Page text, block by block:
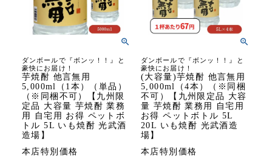
ダンボールで『ボンッ！！』と
豪快にお届け！
芋焼酎 他言無用
5,000ml（1本）（単品）
（※同梱不可）【九州限
定品 大容量 芋焼酎 業務
用 自宅用 お得 ペットボ
トル 5L いも焼酎 光武酒
造場】
本店特別価格
ダンボールで『ボンッ！！』と
豪快にお届け！
(大容量)芋焼酎 他言無用
5,000ml（4本）（※同梱
不可）【九州限定品 大容
量 芋焼酎 業務用 自宅用
お得 ペットボトル 5L
20L いも焼酎 光武酒造
場】
本店特別価格